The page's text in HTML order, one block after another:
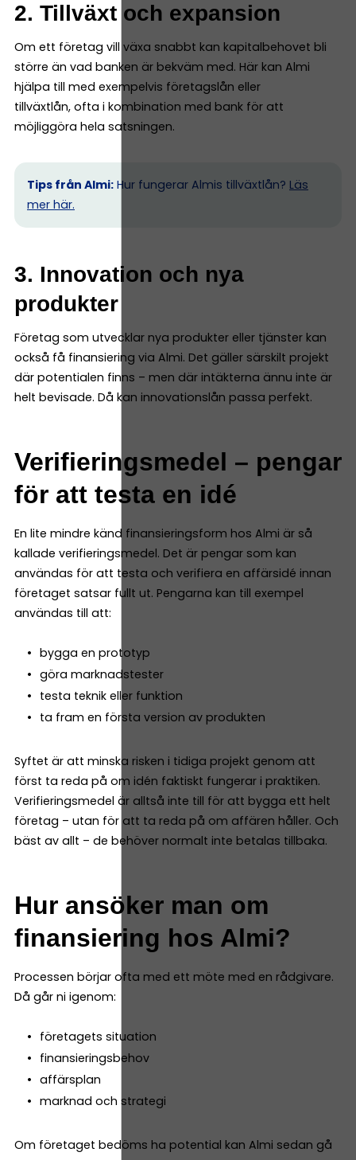
2. Tillväxt och expansion
Om ett företag vill växa snabbt kan kapitalbehovet bli
större än vad banken är bekväm med. Här kan Almi
hjälpa till med exempelvis företagslån eller
tillväxtlån, ofta i kombination med bank för att
möjliggöra hela satsningen.
Tips från Almi: Hur fungerar Almis tillväxtlån? Läs
mer här.
3. Innovation och nya
produkter
Företag som utvecklar nya produkter eller tjänster kan
också få finansiering via Almi. Det gäller särskilt projekt
där potentialen finns – men där intäkterna ännu inte är
helt bevisade. Då kan innovationslån passa perfekt.
Verifieringsmedel – pengar
för att testa en idé
En lite mindre känd finansieringsform hos Almi är så
kallade verifieringsmedel. Det är pengar som kan
användas för att testa och verifiera en affärsidé innan
företaget satsar fullt ut. Pengarna kan till exempel
användas till att:
bygga en prototyp
göra marknadstester
testa teknik eller funktion
ta fram en första version av produkten
Syftet är att minska risken i tidiga projekt genom att
först ta reda på om idén faktiskt fungerar i praktiken.
Verifieringsmedel är alltså inte till för att bygga ett helt
företag – utan för att ta reda på om affären håller. Och
bäst av allt – de behöver normalt inte betalas tillbaka.
Hur ansöker man om
finansiering hos Almi?
Processen börjar ofta med ett möte med en rådgivare.
Då går ni igenom:
företagets situation
finansieringsbehov
affärsplan
marknad och strategi
Om företaget bedöms ha potential kan Almi sedan gå